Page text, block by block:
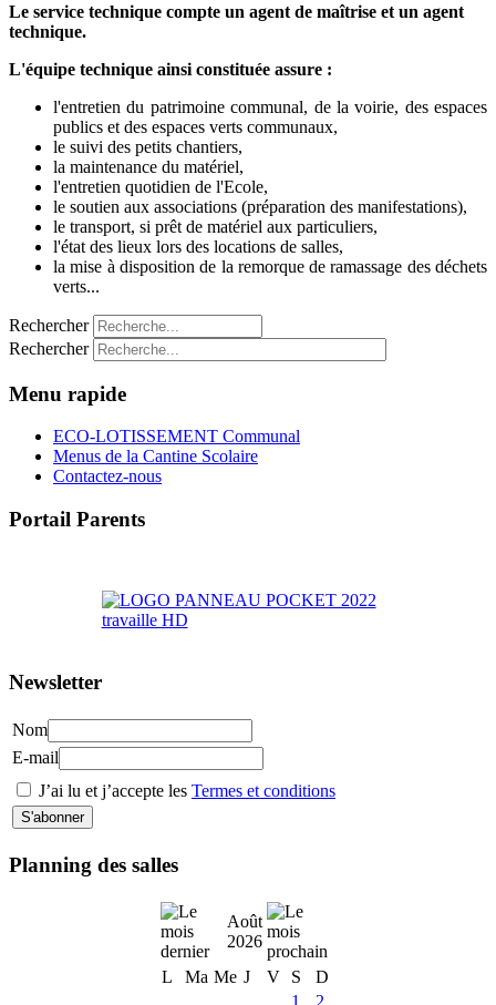
Le service technique compte un agent de maîtrise et un agent
technique.
L'équipe technique ainsi constituée assure :
l'entretien du patrimoine communal, de la voirie, des espaces
publics et des espaces verts communaux,
le suivi des petits chantiers,
la maintenance du matériel,
l'entretien quotidien de l'Ecole,
le soutien aux associations (préparation des manifestations),
le transport, si prêt de matériel aux particuliers,
l'état des lieux lors des locations de salles,
la mise à disposition de la remorque de ramassage des déchets
verts...
Rechercher
Rechercher
Menu rapide
ECO-LOTISSEMENT Communal
Menus de la Cantine Scolaire
Contactez-nous
Portail Parents
Newsletter
Nom
E-mail
J’ai lu et j’accepte les Termes et conditions
Planning des salles
Août
2026
L
Ma Me J V S
D
1
2